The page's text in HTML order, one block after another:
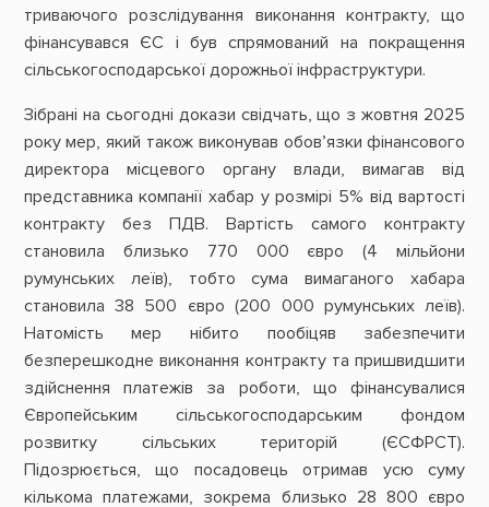
триваючого розслідування виконання контракту, що
фінансувався ЄС і був спрямований на покращення
сільськогосподарської дорожньої інфраструктури.
Зібрані на сьогодні докази свідчать, що з жовтня 2025
року мер, який також виконував обов’язки фінансового
директора місцевого органу влади, вимагав від
представника компанії хабар у розмірі 5% від вартості
контракту без ПДВ. Вартість самого контракту
становила близько 770 000 євро (4 мільйони
румунських леїв), тобто сума вимаганого хабара
становила 38 500 євро (200 000 румунських леїв).
Натомість мер нібито пообіцяв забезпечити
безперешкодне виконання контракту та пришвидшити
здійснення платежів за роботи, що фінансувалися
Європейським сільськогосподарським фондом
розвитку сільських територій (ЄСФРСТ).
Підозрюється, що посадовець отримав усю суму
кількома платежами, зокрема близько 28 800 євро